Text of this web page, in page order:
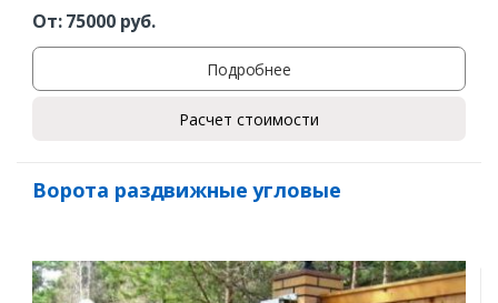
От:75000руб.
Подробнее
Расчет стоимости
Ворота раздвижные угловые